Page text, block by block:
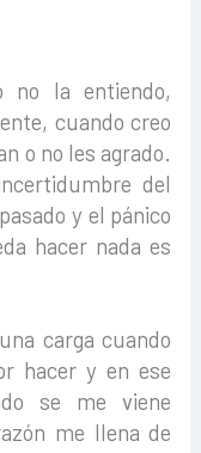
no la entiendo,
cuando creo
o no les agrado.
del
y el pánico
hacer nada es
carga cuando
hacer y en ese
se me viene
me llena de